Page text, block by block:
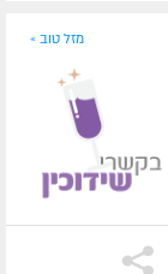
מזל טוב »